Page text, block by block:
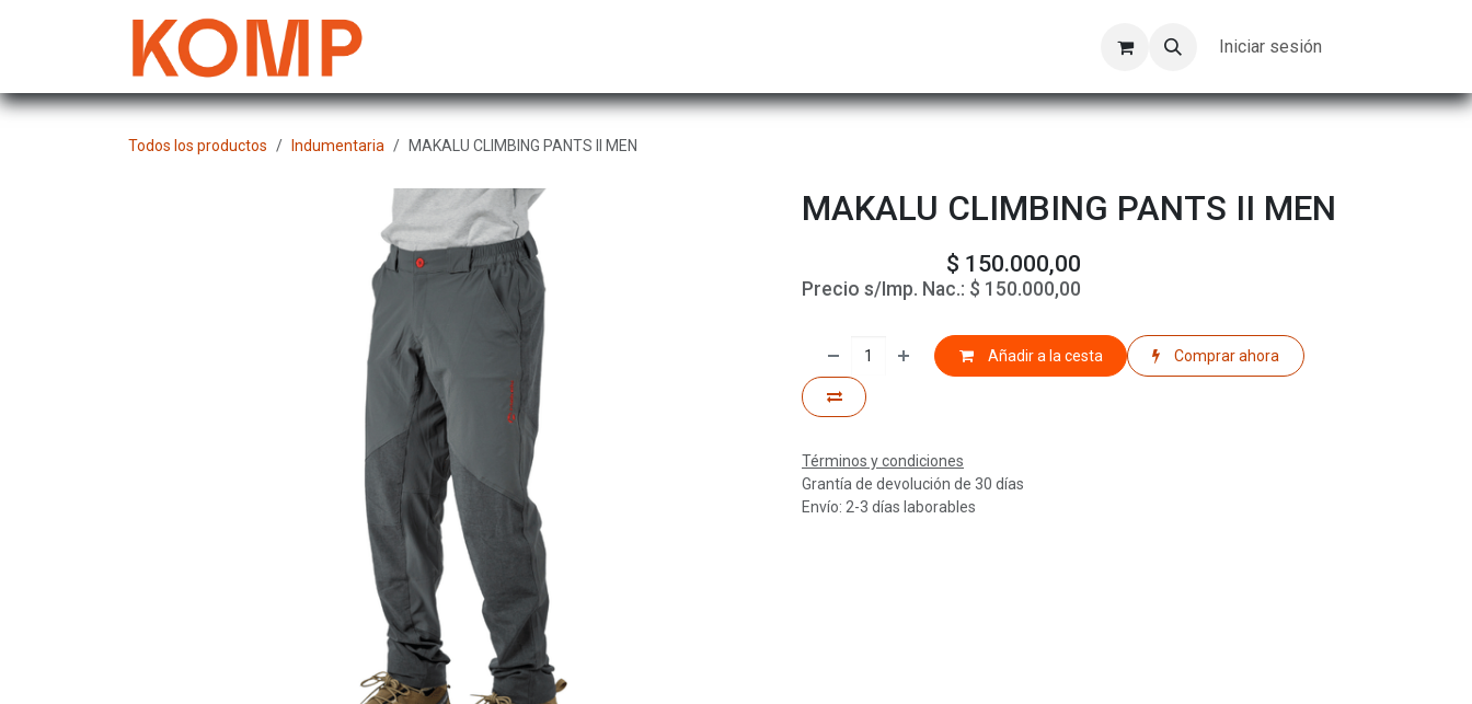
Trabajos Iniciar sesión
Todos los productos Indumentaria MAKALU CLIMBING PANTS II MEN
MAKALU CLIMBING PANTS II MEN
$ 150.000,00
Precio s/Imp. Nac.: $ 150.000,00
Añadir a la cesta Comprar ahora
Términos y condiciones
Grantía de devolución de 30 días
Envío: 2-3 días laborables